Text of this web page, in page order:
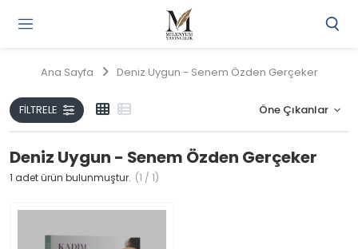
Ana Sayfa Deniz Uygun - Senem Özden Gerçeker
FILTRELE
Deniz Uygun - Senem Özden Gerçeker
1 adet ürün bulunmuştur. (1 / 1)